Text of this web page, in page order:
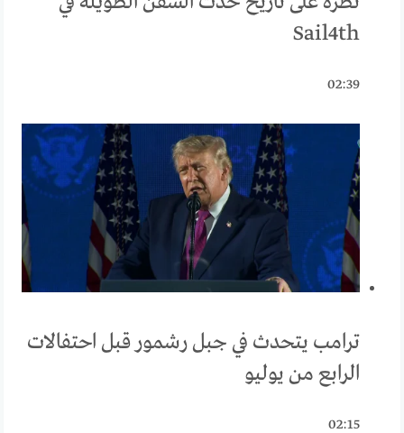
Sail4th
02:39
ترامب يتحدث في جبل رشمور قبل احتفالات
الرابع من يوليو
02:15